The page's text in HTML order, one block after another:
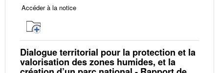
Accéder à la notice
Dialogue territorial pour la protection et la
valorisation des zones humides, et la